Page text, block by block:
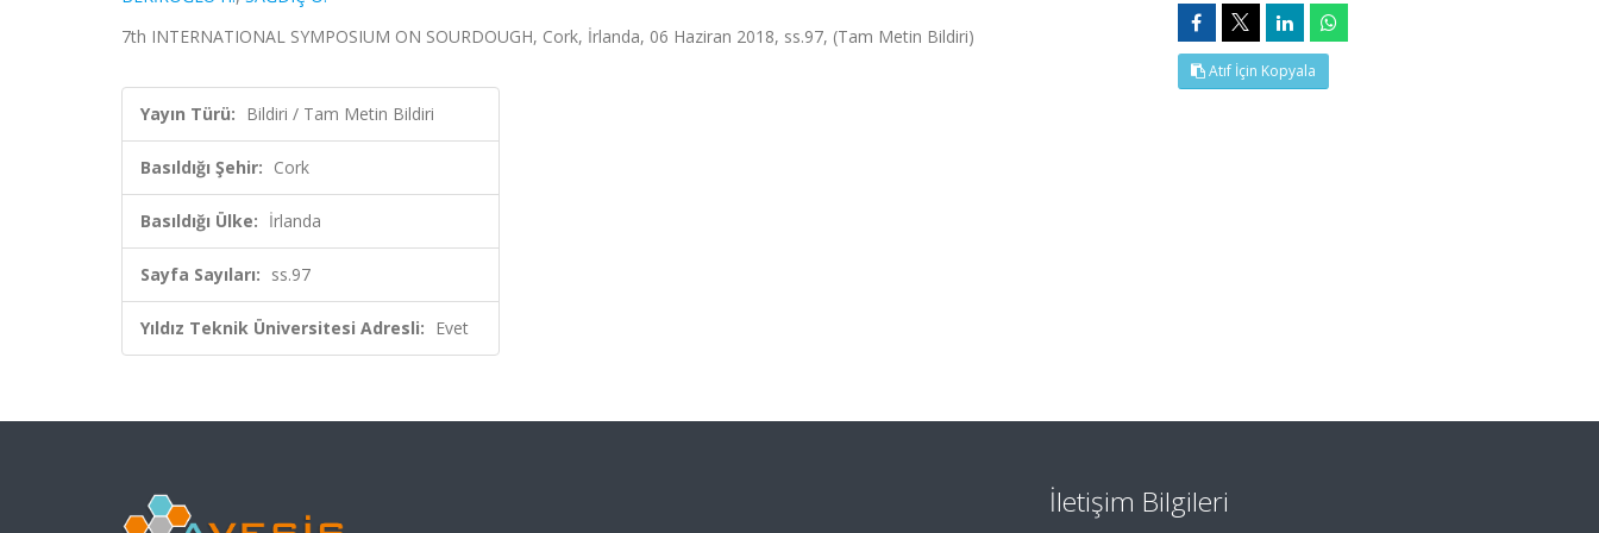
7th INTERNATIONAL SYMPOSIUM ON SOURDOUGH, Cork, İrlanda, 06 Haziran 2018, ss.97, (Tam Metin Bildiri)
Yayın Türü: Bildiri / Tam Metin Bildiri
Basıldığı Şehir: Cork
Basıldığı Ülke: İrlanda
Sayfa Sayıları: ss.97
Yıldız Teknik Üniversitesi Adresli: Evet
Atıf İçin Kopyala
İletişim Bilgileri